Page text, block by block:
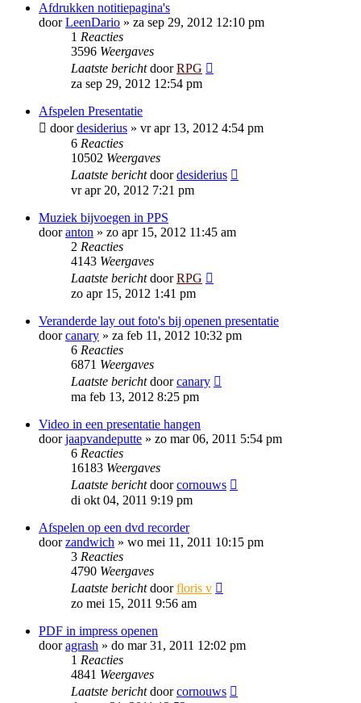
Afdrukken notitiepagina's
doorLeenDario » za sep 29, 2012 12:10 pm
1 Reacties
3596 Weergaves
Laatste berichtdoorRPG
za sep 29, 2012 12:54 pm
Afspelen Presentatie
doordesiderius » vr apr 13, 2012 4:54 pm
6 Reacties
10502 Weergaves
Laatste berichtdoordesiderius
vr apr 20, 2012 7:21 pm
Muziek bijvoegen in PPS
dooranton » zo apr 15, 2012 11:45 am
2 Reacties
4143 Weergaves
Laatste berichtdoorRPG
zo apr 15, 2012 1:41 pm
Veranderde lay out foto's bij openen presentatie
doorcanary » za feb 11, 2012 10:32 pm
6 Reacties
6871 Weergaves
Laatste berichtdoorcanary
ma feb 13, 2012 8:25 pm
Video in een presentatie hangen
doorjaapvandeputte » zo mar 06, 2011 5:54 pm
6 Reacties
16183 Weergaves
Laatste berichtdoorcornouws
di okt 04, 2011 9:19 pm
Afspelen op een dvd recorder
doorzandwich » wo mei 11, 2011 10:15 pm
3 Reacties
4790 Weergaves
Laatste berichtdoorfloris v
zo mei 15, 2011 9:56 am
PDF in impress openen
dooragrash » do mar 31, 2011 12:02 pm
1 Reacties
4841 Weergaves
Laatste berichtdoorcornouws